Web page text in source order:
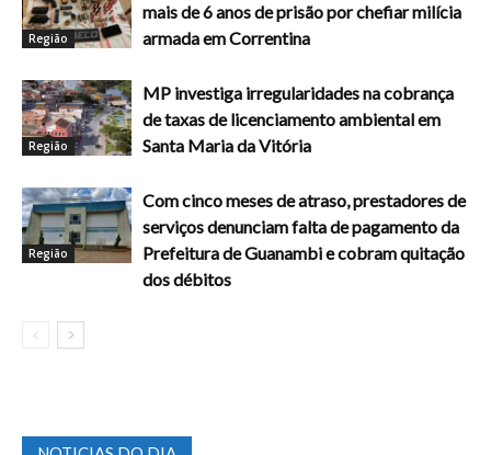
Região
mais de 6 anos de prisão por chefiar milícia
armada em Correntina
Região
MP investiga irregularidades na cobrança
de taxas de licenciamento ambiental em
Santa Maria da Vitória
Região
Com cinco meses de atraso, prestadores de
serviços denunciam falta de pagamento da
Prefeitura de Guanambi e cobram quitação
dos débitos